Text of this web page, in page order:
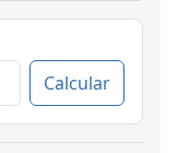
Calcular